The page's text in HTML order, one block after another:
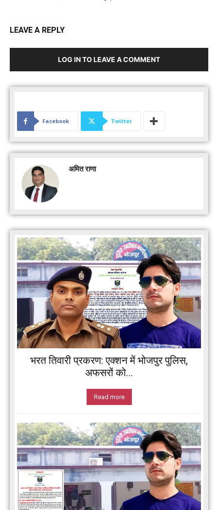
LEAVE A REPLY
LOG IN TO LEAVE A COMMENT
Facebook Twitter
अमित राणा
भरत तिवारी प्रकरण: एक्शन में भोजपुर पुलिस,
अफसरों को...
Read more